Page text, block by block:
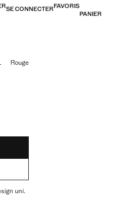
SE CONNECTERFAVORIS
PANIER
Rouge
uni.